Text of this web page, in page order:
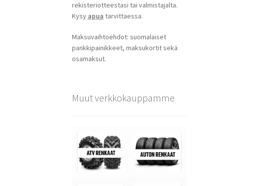
rekisteriotteestasi tai valmistajalta.
Kysy apua tarvittaessa.
Maksuvaihtoehdot: suomalaiset
pankkipainikkeet, maksukortit sekä
osamaksut.
Muut verkkokauppamme